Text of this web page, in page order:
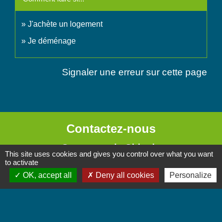
J'achète un logement
Je déménage
Signaler une erreur sur cette page
Contactez-nous
Commune de Chignin
52 Place de la Mairie - Le Chef Lieu
73800 Chignin - FRANCE
+33 4 79 28 10 12
This site uses cookies and gives you control over what you want
to activate
OK, accept all
Deny all cookies Personalize